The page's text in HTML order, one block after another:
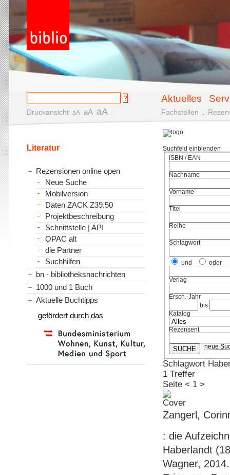
Aktuelles
Druckansicht aA aA aA Fachstellen
Suchfeld einblenden
ISBN / EAN
Nachname
Vorname
Titel
Reihe
Schlagwort
und oder
Verlag
Ersch.-Jahr
bis
Katalog
Rezensent
neue
Schlagwort
1 Treffer
Seite < 1 >
Zangerl,
: die
Haberlandt
Wagner,
Literatur
Rezensionen online open
Neue Suche
Mobilversion
Daten ZACK Z39.50
Projektbeschreibung
Schnittstelle | API
OPAC alt
die Partner
Suchhilfen
bn - bibliotheksnachrichten
1000 und 1 Buch
Aktuelle Buchtipps
gefördert durch das